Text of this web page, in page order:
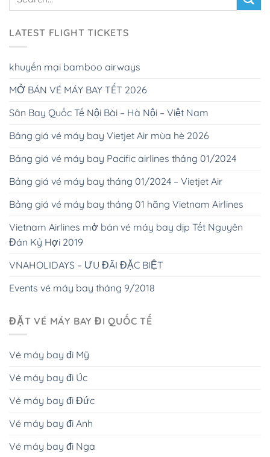
LATEST FLIGHT TICKETS
khuyến mại bamboo airways
MỞ BÁN VÉ MÁY BAY TẾT 2026
Sân Bay Quốc Tế Nội Bài – Hà Nội – Việt Nam
Bảng giá vé máy bay Vietjet Air mùa hè 2026
Bảng giá vé máy bay Pacific airlines tháng 01/2024
Bảng giá vé máy bay tháng 01/2024 – Vietjet Air
Bảng giá vé máy bay tháng 01 hãng Vietnam Airlines
Vietnam Airlines mở bán vé máy bay dịp Tết Nguyên
Đán Kỷ Hợi 2019
VNAHOLIDAYS – ƯU ĐÃI ĐẶC BIỆT
Events vé máy bay tháng 9/2018
ĐẶT VÉ MÁY BAY ĐI QUỐC TẾ
Vé máy bay đi Mỹ
Vé máy bay đi Úc
Vé máy bay đi Đức
Vé máy bay đi Anh
Vé máy bay đi Nga